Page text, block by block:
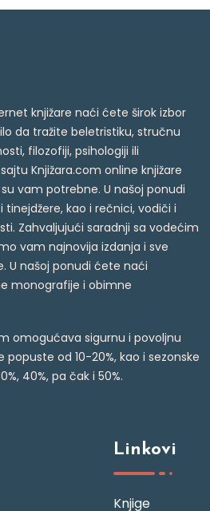
knjižare naći ćete širok izbor
da tražite beletristiku, stručnu
filozofiji, psihologiji ili
Knjižara.com online knjižare
vam potrebne. U našoj ponudi
tinejdžere, kao i rečnici, vodiči i
Zahvaljujući saradnji sa vodećim
vam najnovija izdanja i sve
U našoj ponudi ćete naći
monografije i obimne
omogućava sigurnu i povoljnu
od 10-20%, kao i sezonske
40%, pa čak i 50%.
Linkovi
Knjige